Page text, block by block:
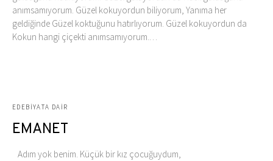
anımsamıyorum. Güzel kokuyordun biliyorum, Yanıma her
geldiğinde Güzel koktuğunu hatırlıyorum. Güzel kokuyordun da
Kokun hangi çiçekti anımsamıyorum.…
EDEBIYATA DAIR
EMANET
Adım yok benim. Küçük bir kız çocuğuydum,